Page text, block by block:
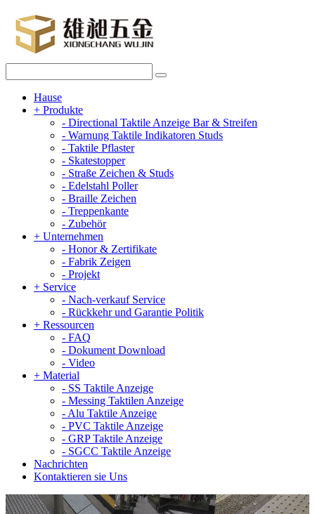
Hause
+ Produkte
- Directional Taktile Anzeige Bar & Streifen
- Warnung Taktile Indikatoren Studs
- Taktile Pflaster
- Skatestopper
- Straße Zeichen & Studs
- Edelstahl Poller
- Braille Zeichen
- Treppenkante
- Zubehör
+ Unternehmen
- Honor & Zertifikate
- Fabrik Zeigen
- Projekt
+ Service
- Nach-verkauf Service
- Rückkehr und Garantie Politik
+ Ressourcen
- FAQ
- Dokument Download
- Video
+ Material
- SS Taktile Anzeige
- Messing Taktilen Anzeige
- Alu Taktile Anzeige
- PVC Taktile Anzeige
- GRP Taktile Anzeige
- SGCC Taktile Anzeige
Nachrichten
Kontaktieren sie Uns